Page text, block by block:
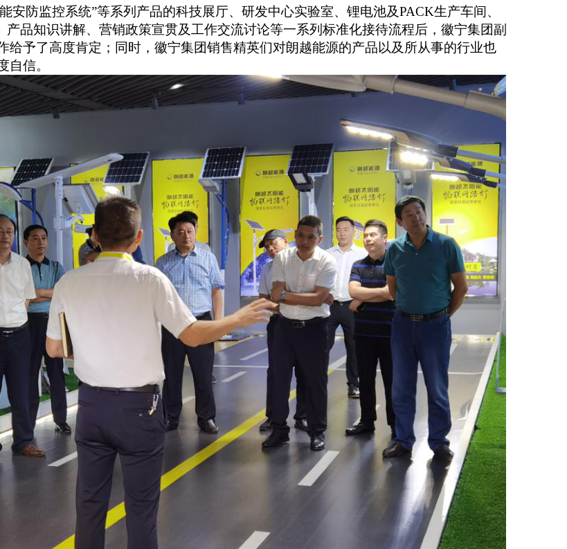
安防监控系统”等系列产品的科技展厅、研发中心实验室、锂电池及PACK生产车间、
产品知识讲解、营销政策宣贯及工作交流讨论等一系列标准化接待流程后，徽宁集团副
予了高度肯定；同时，徽宁集团销售精英们对朗越能源的产品以及所从事的行业也
自信。